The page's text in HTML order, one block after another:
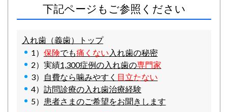
下記ページもご参照ください
入れ歯（義歯）トップ
1） 保険でも痛くない 入れ歯の秘密
2）実績1,300症例の入れ歯の専門家
3）
自費なら噛みやすく 目立たない
4） 訪問診療の入れ歯治療経験
5）
患者さまのご希望をお聞きします